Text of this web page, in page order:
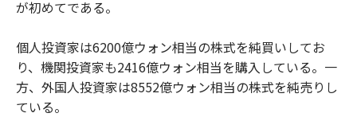
が初めてである。
個人投資家は6200億ウォン相当の株式を純買いしてお
り、機関投資家も2416億ウォン相当を購入している。一
方、外国人投資家は8552億ウォン相当の株式を純売りし
ている。